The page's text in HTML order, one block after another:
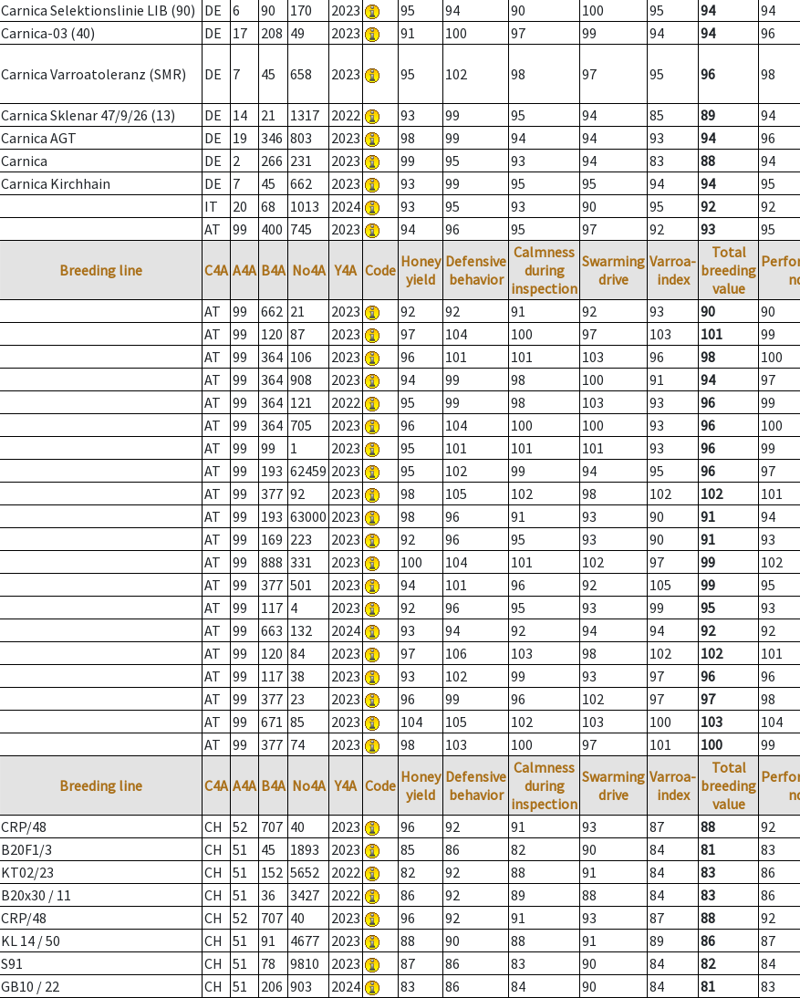
Carnica Selektionslinie LIB (90) DE 6 90 170 2023 95 94 90 100 95 94
94
Carnica-03 (40) DE 17 208 49 2023 91 100 97 99 94 94 96
Carnica Varroatoleranz (SMR) DE 7 45 658 2023 95 102 98 97 95 96 98
Carnica Sklenar 47/9/26 (13) DE 14 21 1317 2022 93 99 95 94 85 89
94
Carnica AGT DE 19 346 803 2023 98 99 94 94 93 94
96
Carnica DE 2 266 231 2023 99 95 93 94 83 88
94
Carnica Kirchhain DE 7 45 662 2023 93 99 95 95 94 94
95
IT 20 68 1013 2024 93 95 93 90 95 92
92
AT 99 400 745 2023 94 96 95 97 92 93 95
Breeding line C4A A4A B4A No4A Y4A Code Honey
yield
Defensive
behavior
Calmness
during
inspection
Swarming
drive
Varroa-
index
Total
breeding
value
AT 99 662 21 2023 92 92 91 92 93 90
90
AT 99 120 87 2023 97 104 100 97 103 101
99
AT 99 364 106 2023 96 101 101 103 96 98
100
AT 99 364 908 2023 94 99 98 100 91 94
97
AT 99 364 121 2022 95 99 98 103 93 96
99
AT 99 364 705 2023 96 104 100 100 93 96
100
AT 99 99 1 2023 95 101 101 101 93 96
99
AT 99 193 62459 2023 95 102 99 94 95 96
97
AT 99 377 92 2023 98 105 102 98 102 102
101
AT 99 193 63000 2023 98 96 91 93 90 91
94
AT 99 169 223 2023 92 96 95 93 90 91
93
AT 99 888 331 2023 100 104 101 102 97 99
102
AT 99 377 501 2023 94 101 96 92 105 99
95
AT 99 117 4 2023 92 96 95 93 99 95
93
AT 99 663 132 2024 93 94 92 94 94 92
92
AT 99 120 84 2023 97 106 103 98 102 102
101
AT 99 117 38 2023 93 102 99 93 97 96
96
AT 99 377 23 2023 96 99 96 102 97 97
98
AT 99 671 85 2023 104 105 102 103 100 103
104
AT 99 377 74 2023 98 103 100 97 101 100 99
Breeding line C4A A4A B4A No4A Y4A Code Honey
yield
Defensive
behavior
Calmness
during
inspection
Swarming
drive
Varroa-
index
Total
breeding
value
CRP/48 CH 52 707 40 2023 96 92 91 93 87 88
92
B20F1/3 CH 51 45 1893 2023 85 86 82 90 84 81
83
KT02/23 CH 51 152 5652 2022 82 92 88 91 84 83
86
B20x30 / 11 CH 51 36 3427 2022 86 92 89 88 84 83
86
CRP/48 CH 52 707 40 2023 96 92 91 93 87 88
92
KL 14 / 50 CH 51 91 4677 2023 88 90 88 91 89 86
87
S91 CH 51 78 9810 2023 87 86 83 90 84 82
84
GB10 / 22 CH 51 206 903 2024 83 86 84 90 84 81 83